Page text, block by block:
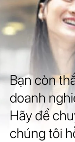
Bạn còn
doanh
Hãy để
chúng tôi